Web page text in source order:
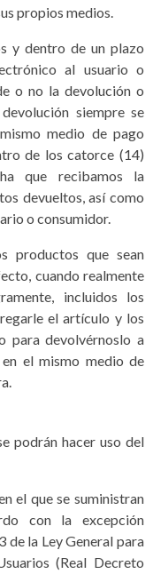
propios medios.
y dentro de un plazo
al usuario o
o no la devolución o
siempre se
medio de pago
de los catorce (14)
que recibamos la
devueltos, así como
o consumidor.
productos que sean
cuando realmente
incluidos los
el artículo y los
para devolvérnoslo a
el mismo medio de
podrán hacer uso del
el que se suministran
con la excepción
de la Ley General para
(Real Decreto